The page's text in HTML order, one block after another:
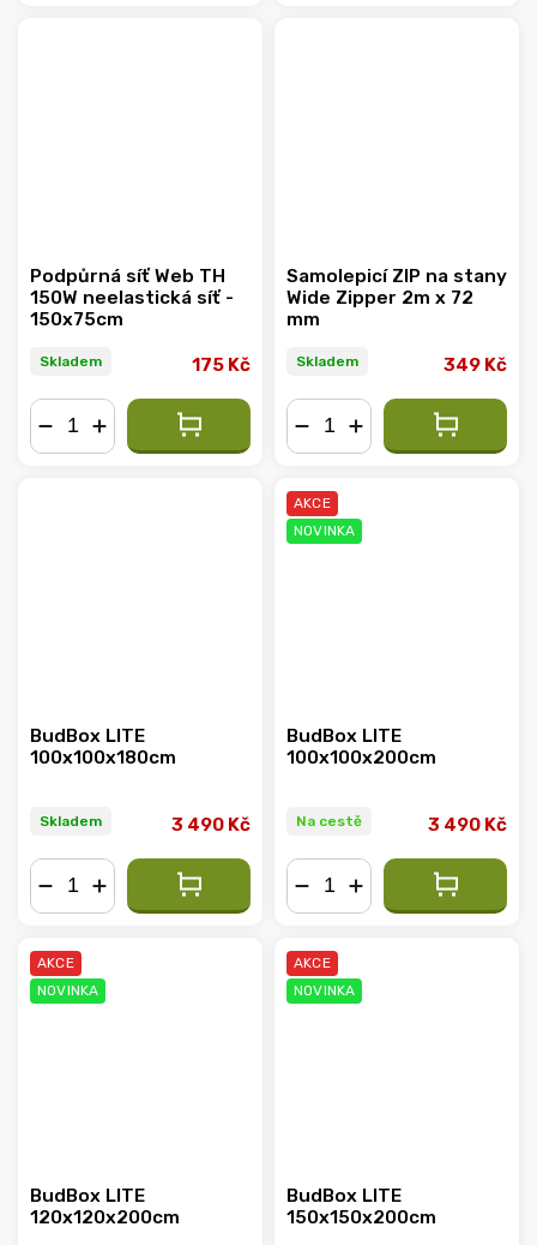
Podpůrná síť Web TH
150W neelastická síť -
150x75cm
Skladem 175 Kč
Samolepicí ZIP na stany
Wide Zipper 2m x 72
mm
Skladem 349 Kč
BudBox LITE
100x100x180cm
Skladem 3 490 Kč
AKCE
NOVINKA
BudBox LITE
100x100x200cm
Na cestě 3 490 Kč
AKCE
NOVINKA
BudBox LITE
120x120x200cm
AKCE
NOVINKA
BudBox LITE
150x150x200cm